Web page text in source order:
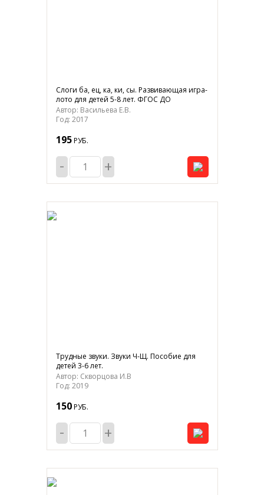
Слоги ба, ец, ка, ки, сы. Развивающая игра-
лото для детей 5-8 лет. ФГОС ДО
Автор: Васильева Е.В.
Год: 2017
195РУБ.
- +
Трудные звуки. Звуки Ч-Щ. Пособие для
детей 3-6 лет.
Автор: Скворцова И.В
Год: 2019
150РУБ.
- +